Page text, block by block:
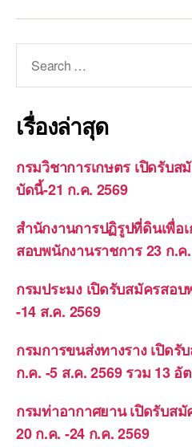
เรื่องล่าสุด
กรมวิชาการเกษตร เปิดรับ
บัดนี้-21 ก.ค. 2569
สำนักงานการปฏิรูปที่ดินเพื่อ
สอบพนักงานราชการ 23 ก.ค
กรมประมง เปิดรับสมัครสอ
-14 ส.ค. 2569
กรมการขนส่งทางราง เปิดรั
ก.ค. -5 ส.ค. 2569 รวม 13 อั
กรมท่าอากาศยาน เปิดรับส
20 ก.ค. -24 ก.ค. 2569